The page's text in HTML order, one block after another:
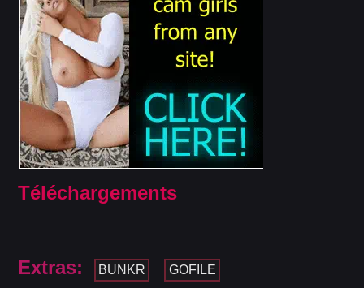
Téléchargements
Extras: BUNKR GOFILE